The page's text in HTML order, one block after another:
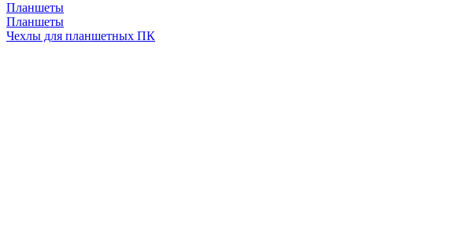
Планшеты
Планшеты
Чехлы для планшетных ПК